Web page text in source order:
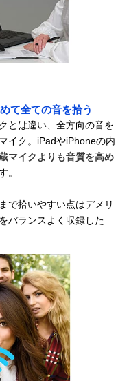
て全ての音を拾う
とは違い、全方向の音を
イク。iPadやiPhoneの内
マイクよりも音質を高め
。
で拾いやすい点はデメリ
バランスよく収録した